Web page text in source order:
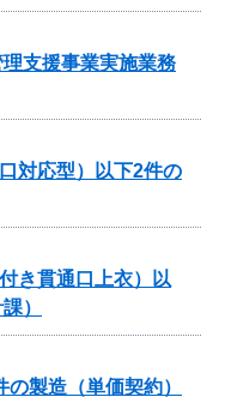
支援事業実施業務
対応型）以下2件の
き貫通口上衣）以
）
製造（単価契約）